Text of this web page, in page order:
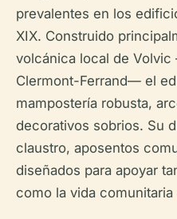
prevalentes en los
XIX. Construido
volcánica local de
Clermont-Ferrand— el
mampostería robusta,
decorativos sobrios. Su
claustro, aposentos
diseñados para apoyar
como la vida comunitaria